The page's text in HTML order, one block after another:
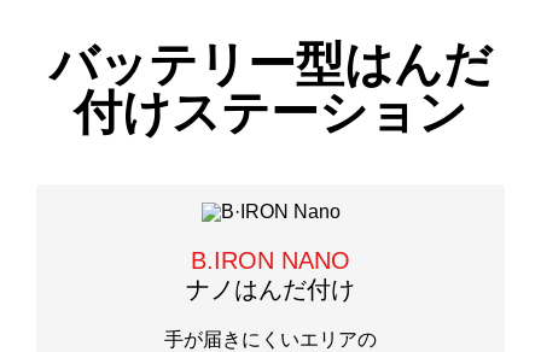
バッテリー型はんだ
付けステーション
B.IRON NANO
ナノはんだ付け
手が届きにくいエリアの